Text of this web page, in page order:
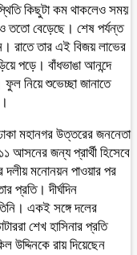
কিছুটা কম থাকলেও সময়
ততো বেড়েছে। শেষ পর্যন্ত
রাতে তার এই বিজয় লাভের
পড়ে। বাঁধভাঙা আনন্দে
নিয়ে শুভেচ্ছা জানাতে
মহানগর উত্তরের জননেতা
আসনের জন্য প্রার্থী হিসেবে
দলীয় মনোনয়ন পাওয়ার পর
প্রতি। দীর্ঘদিন
একই সঙ্গে দলের
শেখ হাসিনার প্রতি
উদ্দিনকে রায় দিয়েছেন